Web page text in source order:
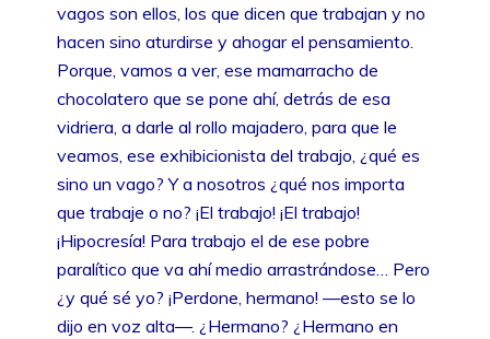
vagos son ellos, los que dicen que trabajan y no
hacen sino aturdirse y ahogar el pensamiento.
Porque, vamos a ver, ese mamarracho de
chocolatero que se pone ahí, detrás de esa
vidriera, a darle al rollo majadero, para que le
veamos, ese exhibicionista del trabajo, ¿qué es
sino un vago? Y a nosotros ¿qué nos importa
que trabaje o no? ¡El trabajo! ¡El trabajo!
¡Hipocresía! Para trabajo el de ese pobre
paralítico que va ahí medio arrastrándose… Pero
¿y qué sé yo? ¡Perdone, hermano! ––esto se lo
dijo en voz alta––. ¿Hermano? ¿Hermano en